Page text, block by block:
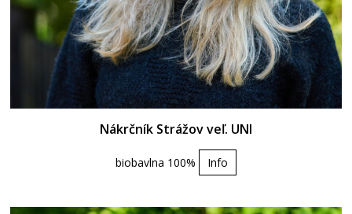
Nákrčník Strážov veľ. UNI
biobavlna 100% Info